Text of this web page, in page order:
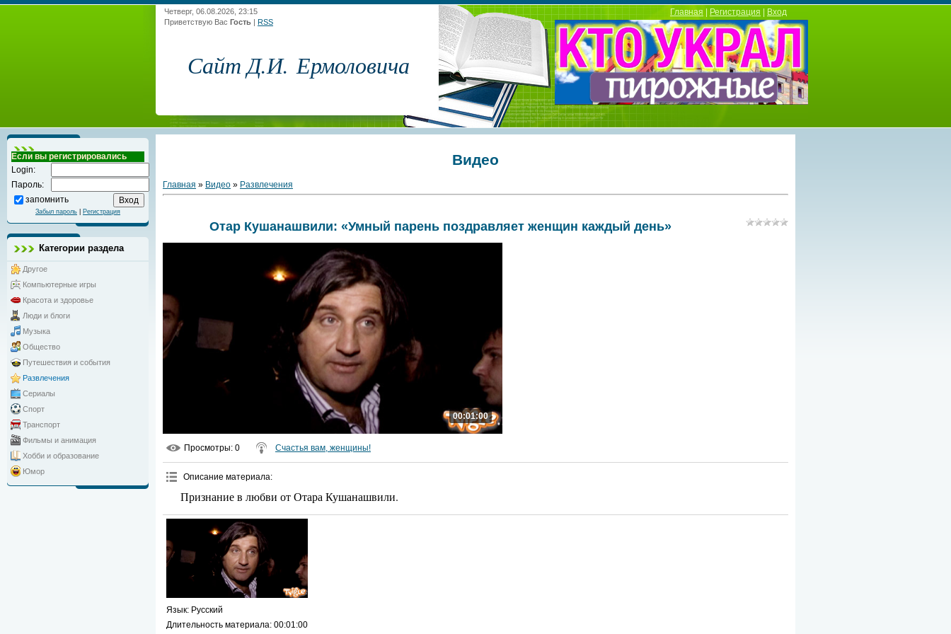
Четверг, 06.08.2026, 23:15
Приветствую Вас Гость | RSS
Сайт Д.И. Ермоловича
Главная Регистрация Вход
Если вы регистрировались
Login:
Пароль:
запомнить
Забыл пароль Регистрация
Категории раздела
Другое
Компьютерные игры
Красота и здоровье
Люди и блоги
Музыка
Общество
Путешествия и события
Развлечения
Сериалы
Спорт
Транспорт
Фильмы и анимация
Хобби и образование
Юмор
Видео
Главная » Видео » Развлечения
Отар Кушанашвили: «Умный парень поздравляет женщин каждый день»
00:01:00
Просмотры: 0 Счастья вам, женщины!
Описание материала:
Признание в любви от Отара Кушанашвили.
Язык: Русский
Длительность материала: 00:01:00